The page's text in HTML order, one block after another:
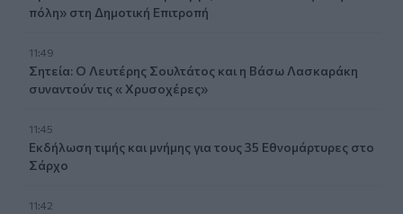
πόλη» στη Δημοτική Επιτροπή
11:49
Σητεία: Ο Λευτέρης Σουλτάτος και η Βάσω Λασκαράκη
συναντούν τις « Χρυσοχέρες»
11:45
Εκδήλωση τιμής και μνήμης για τους 35 Εθνομάρτυρες στο
Σάρχο
11:42